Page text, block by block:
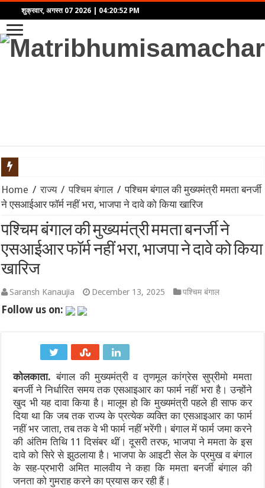
शुक्रवार, अगस्त 07 2026 04:20:52 PM
‘आवारापन 2’ का टीज़र रिलीज़: इमरान हाशमी फिर दिखेंगे ‘शिवम
बॉम्बे हाईकोर्ट से तरुण तेजपाल को बड़ा झटका: यौन उत्पीड़न मामले में
Velo की नई ग्लोबल रिसर्च में सामने आया सेल्फ-एक्सप्रेशन का रिपल इफेक्ट
महिंद्रा ने लॉन्च किया Scorpio-N का नया अवतार: पैनोरमिक सनरूफ
एथेनॉल नीति पर बने फर्जी और डीपफेक वीडियो हटाएं: बॉम्बे हाईकोर्ट का
गंगा पुल पर नॉन-इंटरलॉकिंग कार्य: दिल्ली-पटना-हावड़ा रूट की 845 ट्रेनें
पाकिस्तान में सियासी भूचाल: शहबाज सरकार संकट में, 21 साल के सबसे
‘गजनी’ और ‘लगान’ फेम अभिनेता प्रदीप रावत का 74 की उम्र में निधन,
झारखंड में JPSC-JSSC धांधली पर उग्र हुआ छात्र आंदोलन: छात्र नेता
Home / राज्य / पश्चिम बंगाल / पश्चिम बंगाल की मुख्यमंत्री ममता बनर्जी
ने एसआईआर फॉर्म नहीं भरा, भाजपा ने दावे को किया खारिज
पश्चिम बंगाल की मुख्यमंत्री ममता बनर्जी ने
एसआईआर फॉर्म नहीं भरा, भाजपा ने दावे को किया
खारिज
Saransh Kanaujia December 13, 2025 पश्चिम बंगाल
Follow us on:
कोलकाता. बंगाल की मुख्यमंत्री व तृणमूल कांग्रेस सुप्रीमो ममता
बनर्जी ने निर्धारित समय तक एसआइआर का फार्म नहीं भरा है। उन्होंने
खुद भी यह दावा किया है।मालूम हो कि मुख्यमंत्री पहले ही साफ कर
दिया था कि जब तक राज्य के प्रत्येक व्यक्ति का एसआइआर का फार्म
नहीं भर जाता, तब तक वे भी फार्म नहीं भरेंगी।बंगाल में फार्म जमा करने
की अंतिम तिथि 11 दिसंबर थीं। दूसरी तरफ, भाजपा ने ममता के इस
दावे को सिरे से झुठलाया है। भाजपा के आइटी सेल के प्रमुख व बंगाल
के सह-प्रभारी अमित मालवीय ने कहा कि ममता बनर्जी बंगाल की
जनता को गुमराह करने का प्रयास कर रही हैं।